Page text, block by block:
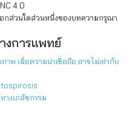
4.0
กส่วนใดส่วนหนึ่งของบทความกรุณา
งการแพทย์
พ เมื่อความน่าเชื่อถือ อาจไม่เท่ากับ
งเภสัชกรรม